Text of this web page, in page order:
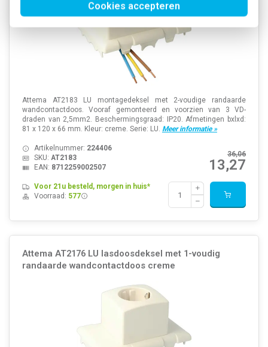
Cookies accepteren
Attema AT2183 LU montagedeksel met 2-voudige randaarde
wandcontactdoos. Vooraf gemonteerd en voorzien van 3 VD-
draden van 2,5mm2. Beschermingsgraad: IP20. Afmetingen bxlxd:
81 x 120 x 66 mm. Kleur: creme. Serie: LU. Meer informatie »
36,06
13,27
Artikelnummer: 224406
SKU: AT2183
EAN: 8712259002507
Voor 21u besteld, morgen in huis*
Voorraad: 577
Attema AT2176 LU lasdoosdeksel met 1-voudig
randaarde wandcontactdoos creme